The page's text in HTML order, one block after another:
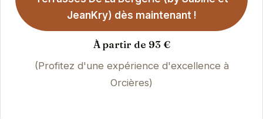
JeanKry) dès maintenant !
À partir de 93 €
(Profitez d'une expérience d'excellence à
Orcières)